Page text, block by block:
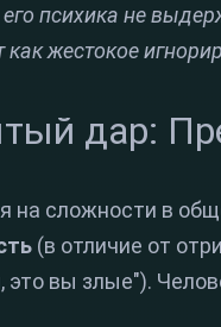
психика не
как жестокое
дар:
на сложности в
(в отличие от
это вы злые").